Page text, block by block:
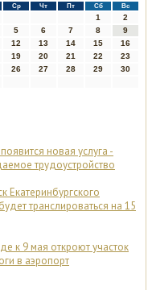
Ср Чт Пт Сб Вс
1
2
5 6 7 8
9
12 13 14 15
16
19 20 21 22
23
26 27 28 29
30
новая услуга -
трудоустройство
Екатеринбургского
транслироваться на 15
к 9 мая откроют участок
в аэропорт